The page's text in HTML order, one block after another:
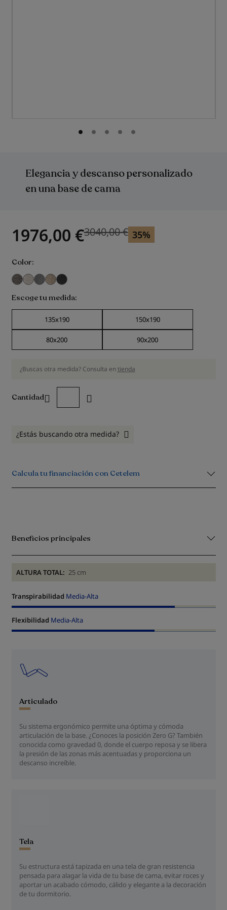
1976,00 € Precio anterior
3040,00 € 35%
Color
Escoge tu medida
135x190 150x190
80x200 90x200
¿Buscas otra medida? Consulta en tienda
Cantidad
¿Estás buscando otra medida?
Calcula tu financiación con Cetelem
galería
Elegancia y descanso personalizado
en una base de cama
Beneficios principales
ALTURA TOTAL: 25 cm
Transpirabilidad Media-Alta
Flexibilidad Media-Alta
Articulado
Su sistema ergonómico permite una óptima y cómoda
articulación de la base. ¿Conoces la posición Zero G? También
conocida como gravedad 0, donde el cuerpo reposa y se libera
la presión de las zonas más acentuadas y proporciona un
descanso increíble.
Tela
Su estructura está tapizada en una tela de gran resistencia
pensada para alagar la vida de tu base de cama, evitar roces y
aportar un acabado cómodo, cálido y elegante a la decoración
de tu dormitorio.